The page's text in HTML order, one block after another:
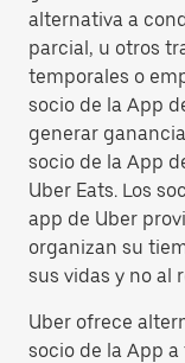
alternativa a
parcial, u otros
temporales o
socio de la App
generar
socio de la App
Uber Eats. Los
app de Uber
organizan su
sus vidas y no al
Uber ofrece
socio de la App